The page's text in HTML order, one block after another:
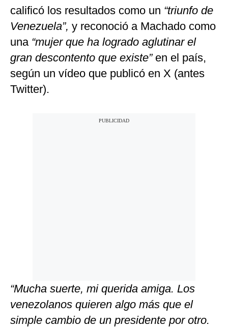
calificó los resultados como un “triunfo de
Venezuela”, y reconoció a Machado como
una “mujer que ha logrado aglutinar el
gran descontento que existe” en el país,
según un vídeo que publicó en X (antes
Twitter).
“Mucha suerte, mi querida amiga. Los
venezolanos quieren algo más que el
simple cambio de un presidente por otro.